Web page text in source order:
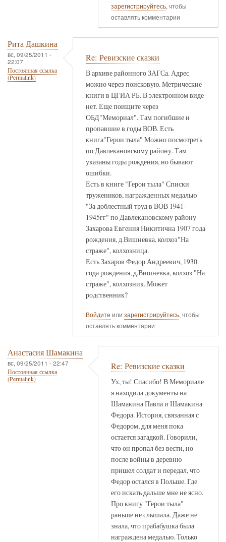
зарегистрируйтесь, чтобы
оставлять комментарии
Рита Дашкина
вс, 09/25/2011 -
22:07
Постоянная ссылка
(Permalink)
Re: Ревизские сказки
В архиве районного ЗАГСа. Адрес
можно через поисковую. Метрические
книги в ЦГИА РБ. В электронном виде
нет. Еще поищите через
ОБД"Мемориал". Там погибшие и
пропавшие в годы ВОВ. Есть
книга"Герои тыла" Можно посмотреть
по Давлекановскому району. Там
указаны годы рождения, но бывают
ошибки.
Есть в книге "Герои тыла" Списки
тружеников, награжденных медалью
"За доблестный труд в ВОВ 1941-
1945гг" по Давлекановскому району
Захарова Евгения Никитична 1907 года
рождения, д.Вишневка, колхоз"На
страже", колхозница.
Есть Захаров Федор Андреевич, 1930
года рождения, д.Вишневка, колхоз "На
страже", колхозник. Может
родственник?
Войдите или зарегистрируйтесь, чтобы
оставлять комментарии
Анастасия Шамакина
вс, 09/25/2011 - 22:47
Постоянная ссылка
(Permalink)
Re: Ревизские сказки
Ух, ты! Спасибо! В Мемориале
я находила документы на
Шамакина Павла и Шамакина
Федора. История, связанная с
Федором, для меня пока
остается загадкой. Говорили,
что он пропал без вести, но
после войны в деревню
пришел солдат и передал, что
Федор остался в Польше. Где
его искать дальше мне не ясно.
Про книгу "Герои тыла"
раньше не слышала. Даже не
знала, что прабабушка была
награждена медалью. Только